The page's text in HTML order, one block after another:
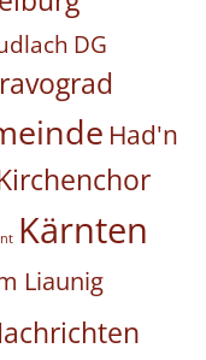
DG
Had'n
Kärnten
Liaunig